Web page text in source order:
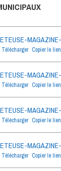
Télécharger Copier le lien
Télécharger Copier le lien
Télécharger Copier le lien
Télécharger Copier le lien